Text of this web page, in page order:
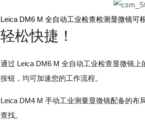
Leica DM6 M 全自动工业检查检测显微镜可
轻松快捷！
通过 Leica DM6 M 全自动工业检查显微镜
按钮，均可加速您的工作流程。
Leica DM4 M 手动工业测量显微镜配备的
查找。